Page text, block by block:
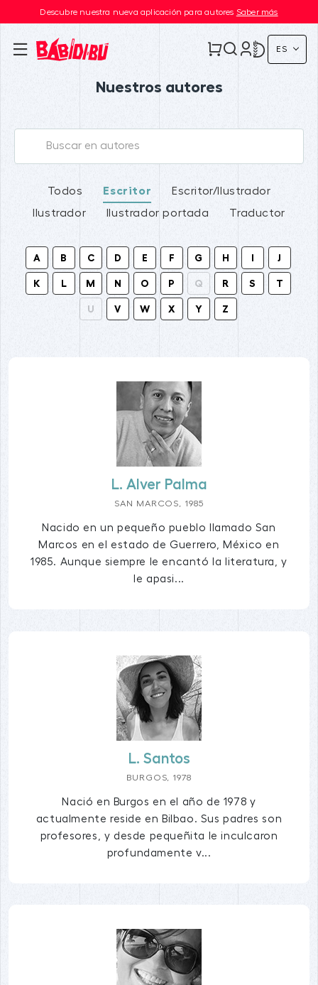
Descubre nuestra nueva aplicación para autores Saber más
ES
Nuestros autores
Todos Escritor
Escritor/Ilustrador
Ilustrador
Ilustrador portada Traductor
A B C D E F G H I J
K L M N O P Q R S T
U V W X Y Z
L. Alver Palma
SAN MARCOS, 1985
Nacido en un pequeño pueblo llamado San
Marcos en el estado de Guerrero, México en
1985. Aunque siempre le encantó la literatura, y
le apasi...
L. Santos
BURGOS, 1978
Nació en Burgos en el año de 1978 y
actualmente reside en Bilbao. Sus padres son
profesores, y desde pequeñita le inculcaron
profundamente v...